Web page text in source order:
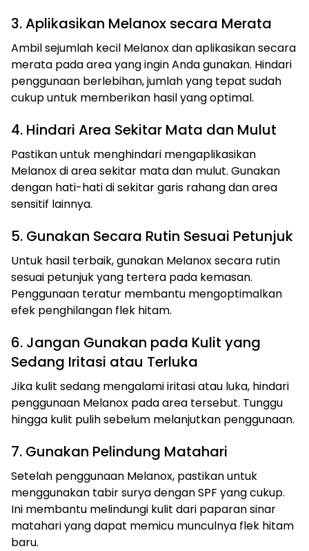
3. Aplikasikan Melanox secara Merata
Ambil sejumlah kecil Melanox dan aplikasikan secara
merata pada area yang ingin Anda gunakan. Hindari
penggunaan berlebihan, jumlah yang tepat sudah
cukup untuk memberikan hasil yang optimal.
4. Hindari Area Sekitar Mata dan Mulut
Pastikan untuk menghindari mengaplikasikan
Melanox di area sekitar mata dan mulut. Gunakan
dengan hati-hati di sekitar garis rahang dan area
sensitif lainnya.
5. Gunakan Secara Rutin Sesuai Petunjuk
Untuk hasil terbaik, gunakan Melanox secara rutin
sesuai petunjuk yang tertera pada kemasan.
Penggunaan teratur membantu mengoptimalkan
efek penghilangan flek hitam.
6. Jangan Gunakan pada Kulit yang
Sedang Iritasi atau Terluka
Jika kulit sedang mengalami iritasi atau luka, hindari
penggunaan Melanox pada area tersebut. Tunggu
hingga kulit pulih sebelum melanjutkan penggunaan.
7. Gunakan Pelindung Matahari
Setelah penggunaan Melanox, pastikan untuk
menggunakan tabir surya dengan SPF yang cukup.
Ini membantu melindungi kulit dari paparan sinar
matahari yang dapat memicu munculnya flek hitam
baru.